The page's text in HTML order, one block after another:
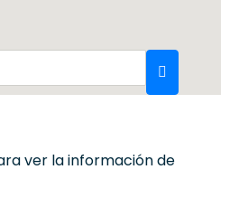
ver la información de